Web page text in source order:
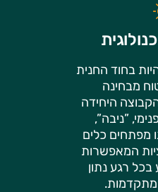
בחוד החנית
מבחינה
היחידה
”ניבה”,
מפתחים כלים
המאפשרות
רגע נתון
מתקדמות.